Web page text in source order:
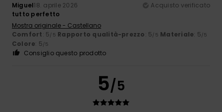
Miguel18. aprile 2026
Acquisto verificato
tutto perfetto
Mostra originale - Castellano
Comfort: 5/5 Rapporto qualità-prezzo: 5/5 Materiale: 5/5
Colore: 5/5
Consiglio questo prodotto
5/5